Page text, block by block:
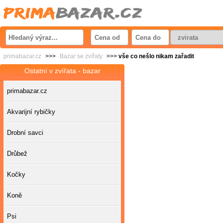
primabazar.cz >>> Bazar se zvířaty >>> vše co nešlo nikam zařadit
Ostatní v zvířata - bazar
primabazar.cz
Akvarijní rybičky
Drobní savci
Drůbež
Kočky
Koně
Psi